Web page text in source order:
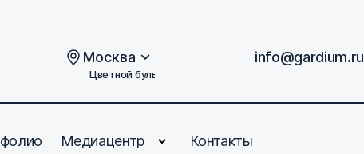
Москва
Цветной бульвар, дом 2
info@gardium.ru
Медиацентр Контакты